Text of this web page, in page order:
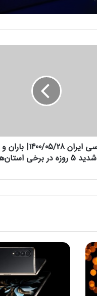
هواشناسی ایران
شدید 5 روزه در برخی استان‌ها